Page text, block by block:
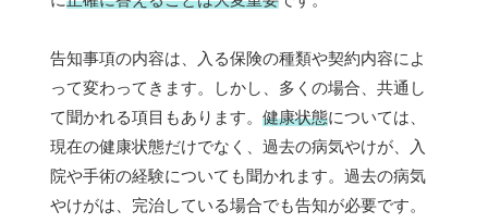
告知事項の内容は、入る保険の種類や契約内容によ
って変わってきます。しかし、多くの場合、共通し
て聞かれる項目もあります。 健康状態については、
現在の健康状態だけでなく、過去の病気やけが、入
院や手術の経験についても聞かれます。過去の病気
やけがは、完治している場合でも告知が必要です。